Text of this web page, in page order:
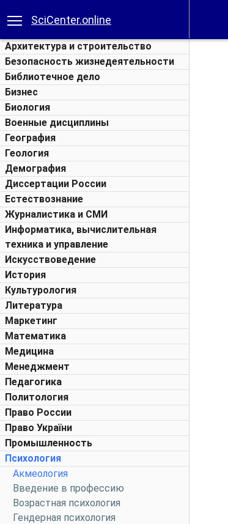
SciCenter.online
Архитектура и строительство
Безопасность жизнедеятельности
Библиотечное дело
Бизнес
Биология
Военные дисциплины
География
Геология
Демография
Диссертации России
Естествознание
Журналистика и СМИ
Информатика, вычислительная
техника и управление
Искусствоведение
История
Культурология
Литература
Маркетинг
Математика
Медицина
Менеджмент
Педагогика
Политология
Право России
Право України
Промышленность
Психология
Акмеология
Введение в профессию
Возрастная психология
Гендерная психология